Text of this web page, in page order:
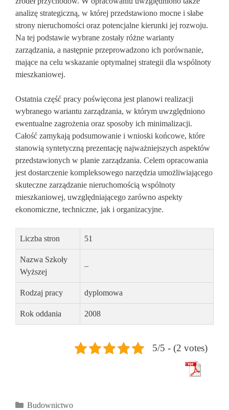
analizę strategiczną, w której przedstawiono mocne i słabe
strony nieruchomości oraz potencjalne kierunki jej rozwoju.
Na tej podstawie wybrane zostały różne warianty
zarządzania, a następnie przeprowadzono ich porównanie,
mające na celu wskazanie optymalnej strategii dla wspólnoty
mieszkaniowej.
Ostatnia część pracy poświęcona jest planowi realizacji
wybranego wariantu zarządzania, w którym uwzględniono
ewentualne zagrożenia oraz sposoby ich minimalizacji.
Całość zamykają podsumowanie i wnioski końcowe, które
stanowią syntetyczną prezentację najważniejszych aspektów
przedstawionych w planie zarządzania. Celem opracowania
jest dostarczenie kompleksowego narzędzia umożliwiającego
skuteczne zarządzanie nieruchomością wspólnoty
mieszkaniowej, uwzględniającego zarówno aspekty
ekonomiczne, techniczne, jak i organizacyjne.
Liczba stron 51
Nazwa Szkoły
Wyższej
–
Rodzaj pracy dyplomowa
Rok oddania 2008
5/5 - (2 votes)
Kategorie
Budownictwo